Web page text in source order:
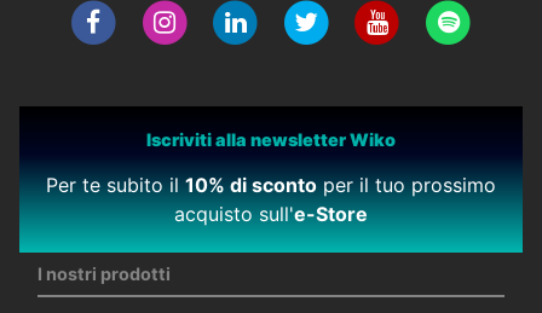
Iscriviti alla newsletter Wiko
Per te subito il10% di scontoper il tuo prossimo
acquisto sull'e-Store
I nostri prodotti